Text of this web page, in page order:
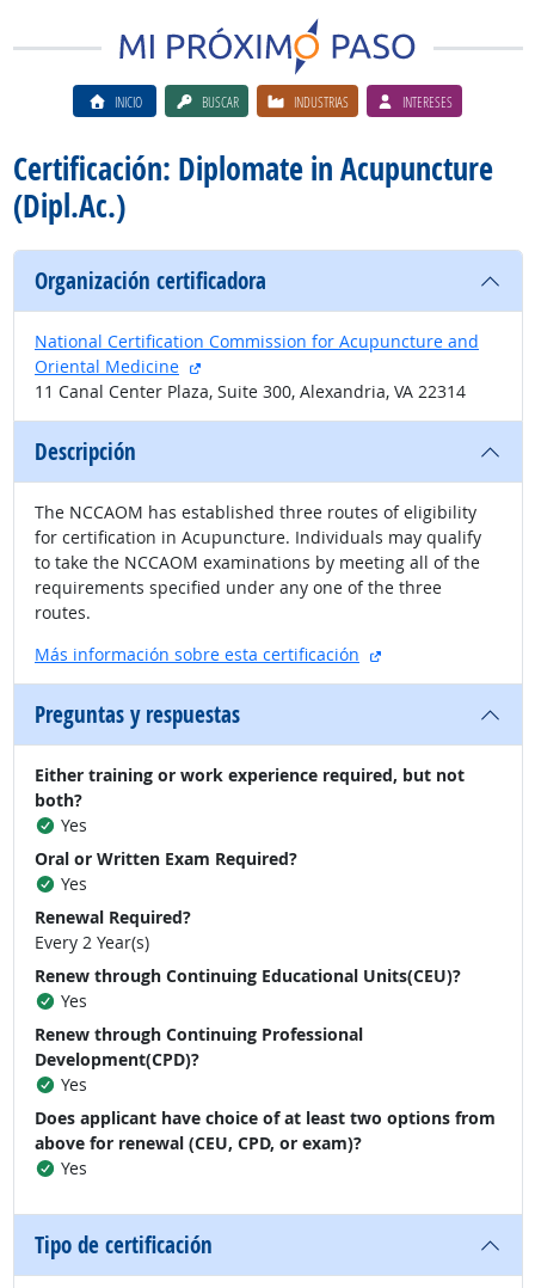
INICIO BUSCAR INDUSTRIAS INTERESES
Certificación: Diplomate in Acupuncture
(Dipl.Ac.)
Organización certificadora
National Certification Commission for Acupuncture and
Oriental Medicine
sitio externo
11 Canal Center Plaza, Suite 300, Alexandria, VA 22314
Descripción
The NCCAOM has established three routes of eligibility
for certification in Acupuncture. Individuals may qualify
to take the NCCAOM examinations by meeting all of the
requirements specified under any one of the three
routes.
Más información sobre esta certificación
sitio externo
Preguntas y respuestas
Either training or work experience required, but not
both?
Yes
Oral or Written Exam Required?
Yes
Renewal Required?
Every 2 Year(s)
Renew through Continuing Educational Units(CEU)?
Yes
Renew through Continuing Professional
Development(CPD)?
Yes
Does applicant have choice of at least two options from
above for renewal (CEU, CPD, or exam)?
Yes
Tipo de certificación